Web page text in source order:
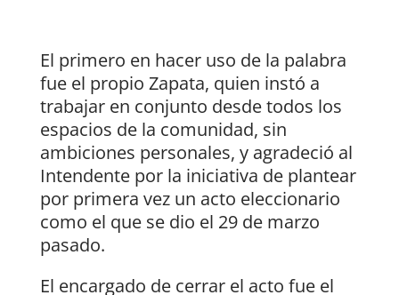
El primero en hacer uso de la palabra
fue el propio Zapata, quien instó a
trabajar en conjunto desde todos los
espacios de la comunidad, sin
ambiciones personales, y agradeció al
Intendente por la iniciativa de plantear
por primera vez un acto eleccionario
como el que se dio el 29 de marzo
pasado.
El encargado de cerrar el acto fue el